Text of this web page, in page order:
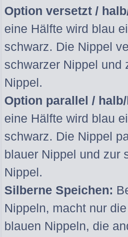
Option versetzt /
eine Hälfte wird blau
schwarz. Die Nippel
schwarzer Nippel und
Nippel.
Option parallel /
eine Hälfte wird blau
schwarz. Die Nippel
blauer Nippel und zur
Nippel.
Silberne Speichen:
Nippeln, macht nur
blauen Nippeln, die